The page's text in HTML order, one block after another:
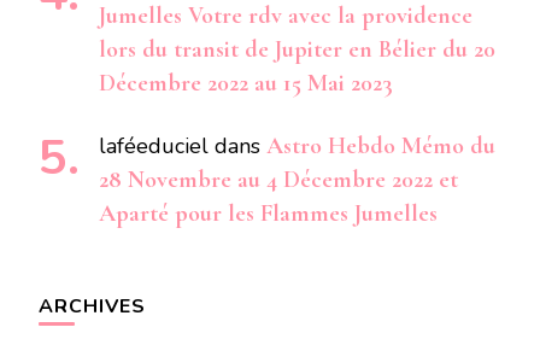
Jumelles Votre rdv avec la providence
lors du transit de Jupiter en Bélier du 20
Décembre 2022 au 15 Mai 2023
laféeduciel dans Astro Hebdo Mémo du
28 Novembre au 4 Décembre 2022 et
Aparté pour les Flammes Jumelles
ARCHIVES